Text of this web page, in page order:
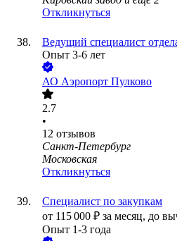
Откликнуться
Ведущий специалист
Опыт 3-6 лет
АО Аэропорт Пулково
2.7
•
12 отзывов
Санкт-Петербург
Московская
Откликнуться
Специалист по закупкам
от 115 000 ₽ за месяц, до
Опыт 1-3 года